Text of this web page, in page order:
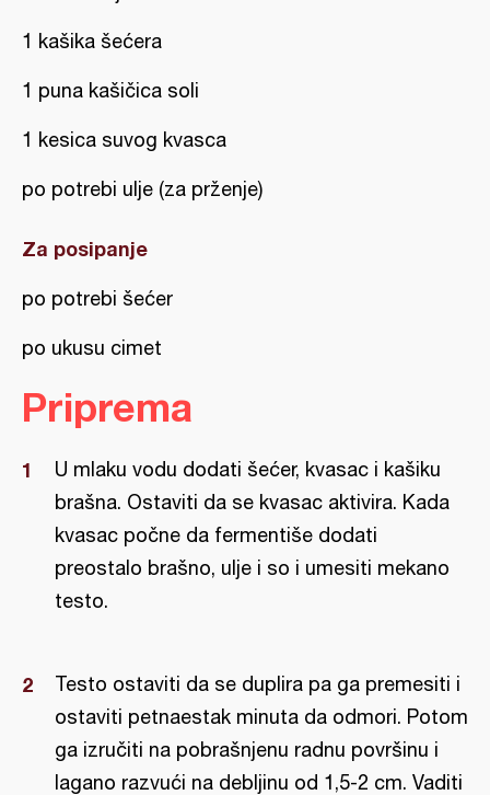
1 kašika šećera
1 puna kašičica soli
1 kesica suvog kvasca
po potrebi ulje (za prženje)
Za posipanje
po potrebi šećer
po ukusu cimet
Priprema
U mlaku vodu dodati šećer, kvasac i kašiku
brašna. Ostaviti da se kvasac aktivira. Kada
kvasac počne da fermentiše dodati
preostalo brašno, ulje i so i umesiti mekano
testo.
Testo ostaviti da se duplira pa ga premesiti i
ostaviti petnaestak minuta da odmori. Potom
ga izručiti na pobrašnjenu radnu površinu i
lagano razvući na debljinu od 1,5-2 cm. Vaditi